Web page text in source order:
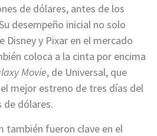
de dólares, antes de los
desempeño inicial no solo
Disney y Pixar en el mercado
coloca a la cinta por encima
Movie, de Universal, que
mejor estreno de tres días del
de dólares.
también fueron clave en el